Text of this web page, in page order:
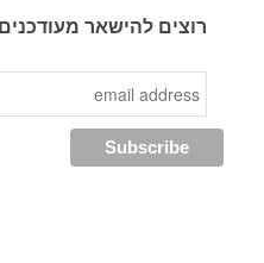
רוצים להישאר